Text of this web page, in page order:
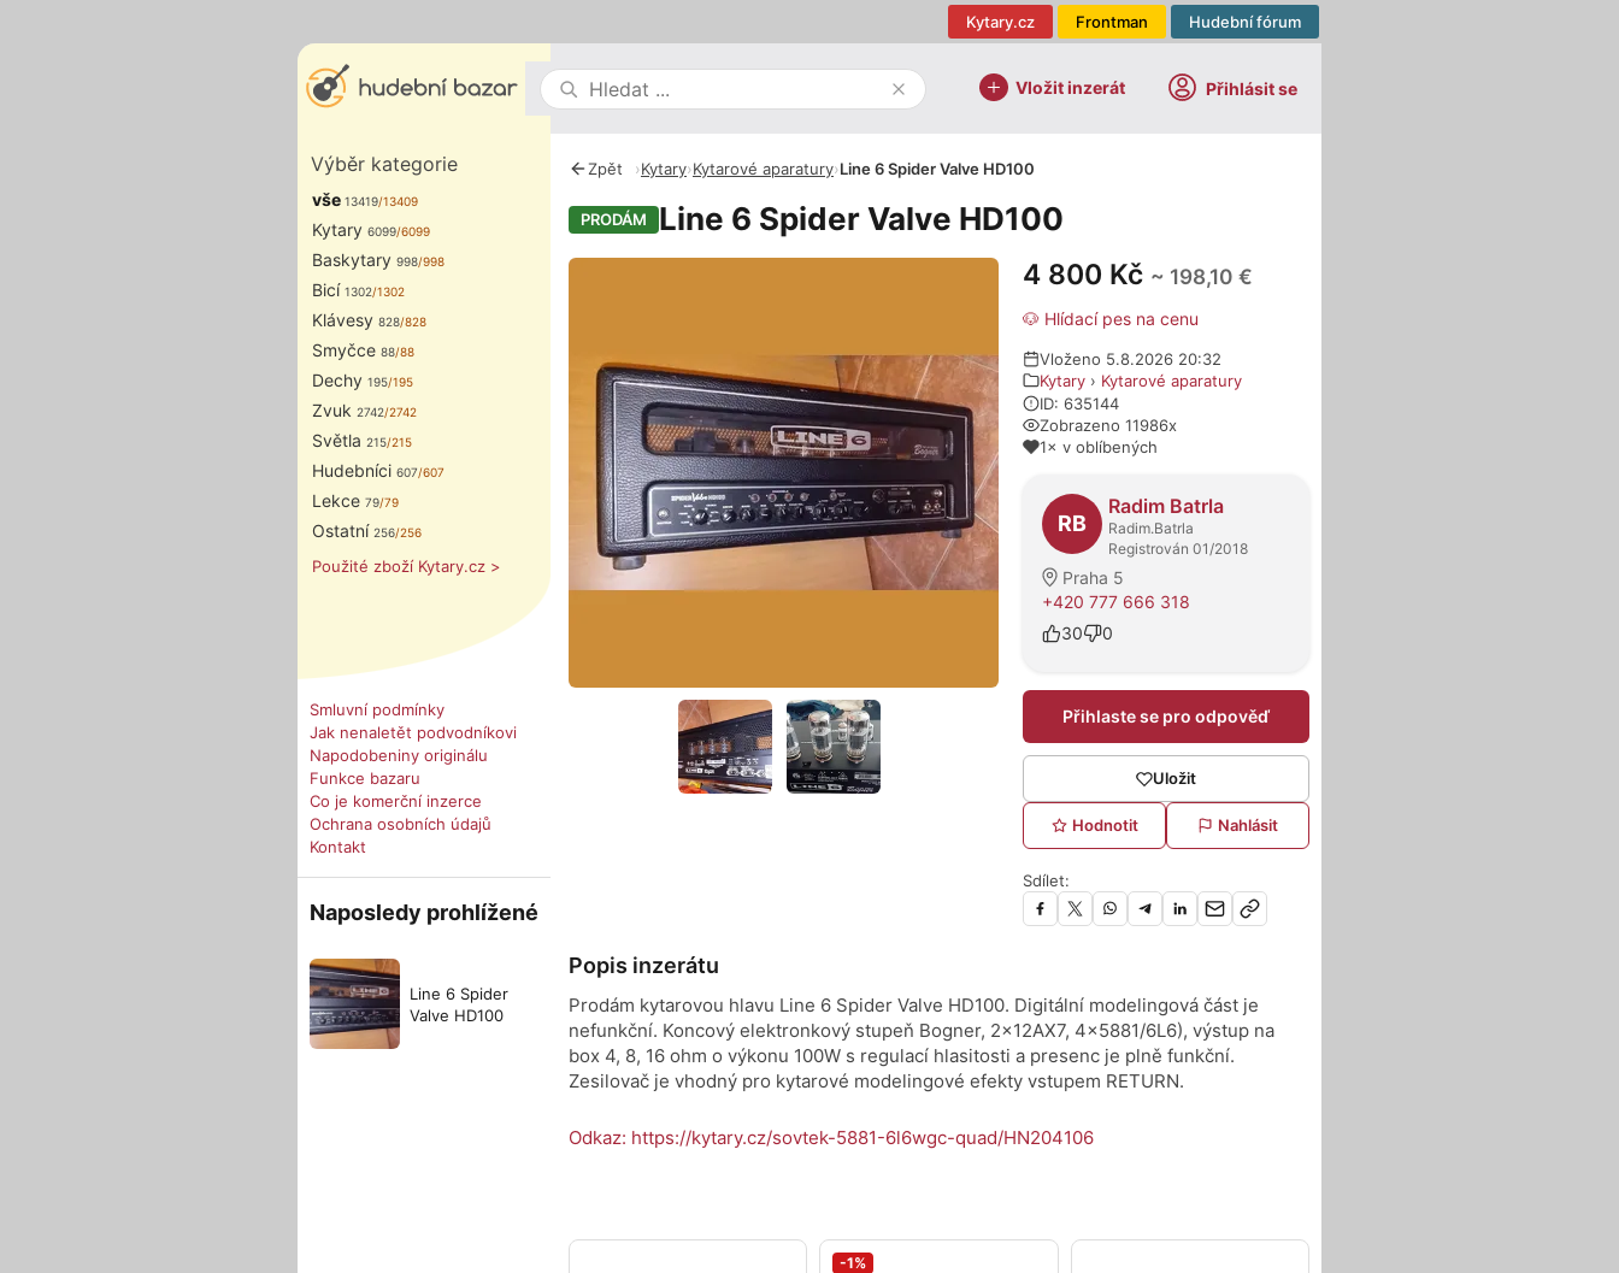
Hudební fórum
Frontman
Kytary.cz
Vložit inzerát Přihlásit se
Výběr kategorie
vše 13419/13409
Kytary 6099/6099
Baskytary 998/998
Bicí 1302/1302
Klávesy 828/828
Smyčce 88/88
Dechy 195/195
Zvuk 2742/2742
Světla 215/215
Hudebníci 607/607
Lekce 79/79
Ostatní 256/256
Použité zboží Kytary.cz >
Smluvní podmínky
Jak nenaletět podvodníkovi
Napodobeniny originálu
Funkce bazaru
Co je komerční inzerce
Ochrana osobních údajů
Kontakt
Naposledy prohlížené
Line 6 Spider
Valve HD100
Zpět ›Kytary›Kytarové aparatury›Line 6 Spider Valve HD100
PRODÁM Line 6 Spider Valve HD100
Fotografie 4 800 Kč ~ 198,10 €
🐶 Hlídací pes na cenu
Vloženo 5.8.2026 20:32
Kytary › Kytarové aparatury
ID: 635144
Zobrazeno 11986x
1× v oblíbených
O prodejci
RB
Radim Batrla
Radim.Batrla
Registrován 01/2018
Praha 5
+420 777 666 318
30
0
Přihlaste se pro odpověď
Uložit
Hodnotit Nahlásit
Sdílet:
Popis inzerátu
Prodám kytarovou hlavu Line 6 Spider Valve HD100. Digitální modelingová část je
nefunkční. Koncový elektronkový stupeň Bogner, 2x12AX7, 4x5881/6L6), výstup na
box 4, 8, 16 ohm o výkonu 100W s regulací hlasitosti a presenc je plně funkční.
Zesilovač je vhodný pro kytarové modelingové efekty vstupem RETURN.
Odkaz: https://kytary.cz/sovtek-5881-6l6wgc-quad/HN204106
-1%